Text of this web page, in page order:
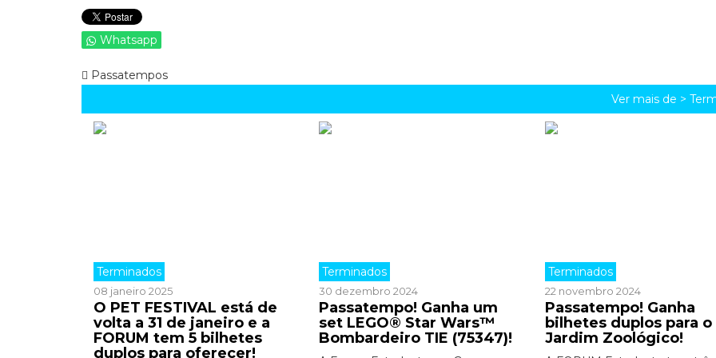
Whatsapp
Passatempos
Ver mais de >
Terminados
08 janeiro 2025
O PET FESTIVAL está de
volta a 31 de janeiro e a
FORUM tem 5 bilhetes
duplos para oferecer!
Terminados
30 dezembro 2024
Passatempo! Ganha um
set LEGO® Star Wars™
Bombardeiro TIE (75347)!
Terminados
22 novembro 2024
Passatempo! Ganha
bilhetes duplos para o
Jardim Zoológico!